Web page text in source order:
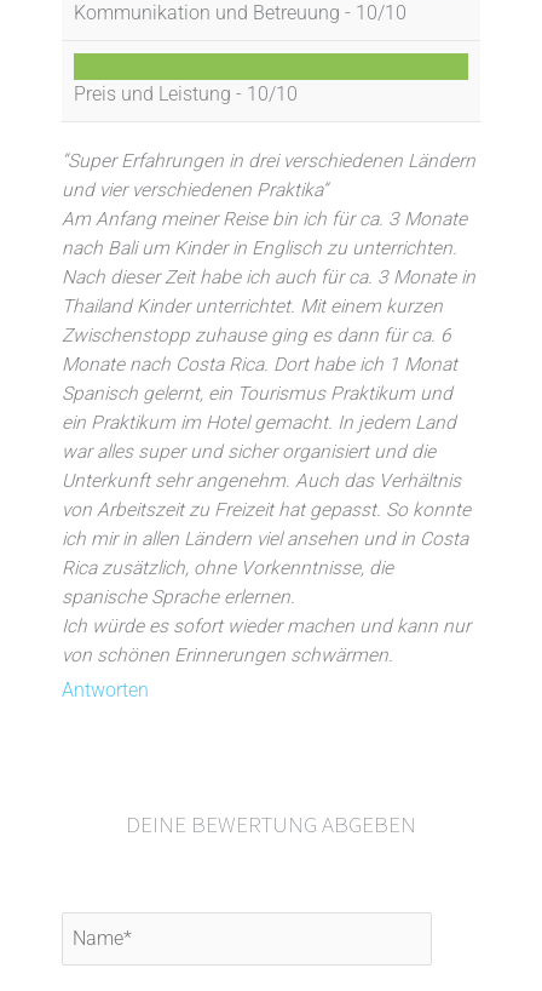
Kommunikation und Betreuung - 10/10
Preis und Leistung - 10/10
“Super Erfahrungen in drei verschiedenen Ländern
und vier verschiedenen Praktika”
Am Anfang meiner Reise bin ich für ca. 3 Monate
nach Bali um Kinder in Englisch zu unterrichten.
Nach dieser Zeit habe ich auch für ca. 3 Monate in
Thailand Kinder unterrichtet. Mit einem kurzen
Zwischenstopp zuhause ging es dann für ca. 6
Monate nach Costa Rica. Dort habe ich 1 Monat
Spanisch gelernt, ein Tourismus Praktikum und
ein Praktikum im Hotel gemacht. In jedem Land
war alles super und sicher organisiert und die
Unterkunft sehr angenehm. Auch das Verhältnis
von Arbeitszeit zu Freizeit hat gepasst. So konnte
ich mir in allen Ländern viel ansehen und in Costa
Rica zusätzlich, ohne Vorkenntnisse, die
spanische Sprache erlernen.
Ich würde es sofort wieder machen und kann nur
von schönen Erinnerungen schwärmen.
Antworten
DEINE BEWERTUNG ABGEBEN
Name*